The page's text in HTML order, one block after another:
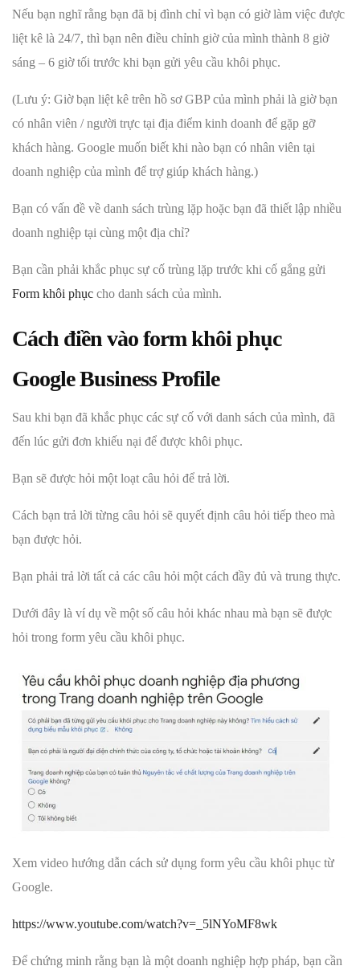
Nếu bạn nghĩ rằng bạn đã bị đình chỉ vì bạn có giờ làm việc được
liệt kê là 24/7, thì bạn nên điều chỉnh giờ của mình thành 8 giờ
sáng – 6 giờ tối trước khi bạn gửi yêu cầu khôi phục.
(Lưu ý: Giờ bạn liệt kê trên hồ sơ GBP của mình phải là giờ bạn
có nhân viên / người trực tại địa điểm kinh doanh để gặp gỡ
khách hàng. Google muốn biết khi nào bạn có nhân viên tại
doanh nghiệp của mình để trợ giúp khách hàng.)
Bạn có vấn đề về danh sách trùng lặp hoặc bạn đã thiết lập nhiều
doanh nghiệp tại cùng một địa chỉ?
Bạn cần phải khắc phục sự cố trùng lặp trước khi cố gắng gửi
Form khôi phục cho danh sách của mình.
Cách điền vào form khôi phục
Google Business Profile
Sau khi bạn đã khắc phục các sự cố với danh sách của mình, đã
đến lúc gửi đơn khiếu nại để được khôi phục.
Bạn sẽ được hỏi một loạt câu hỏi để trả lời.
Cách bạn trả lời từng câu hỏi sẽ quyết định câu hỏi tiếp theo mà
bạn được hỏi.
Bạn phải trả lời tất cả các câu hỏi một cách đầy đủ và trung thực.
Dưới đây là ví dụ về một số câu hỏi khác nhau mà bạn sẽ được
hỏi trong form yêu cầu khôi phục.
Xem video hướng dẫn cách sử dụng form yêu cầu khôi phục từ
Google.
https://www.youtube.com/watch?v=_5lNYoMF8wk
Để chứng minh rằng bạn là một doanh nghiệp hợp pháp, bạn cần